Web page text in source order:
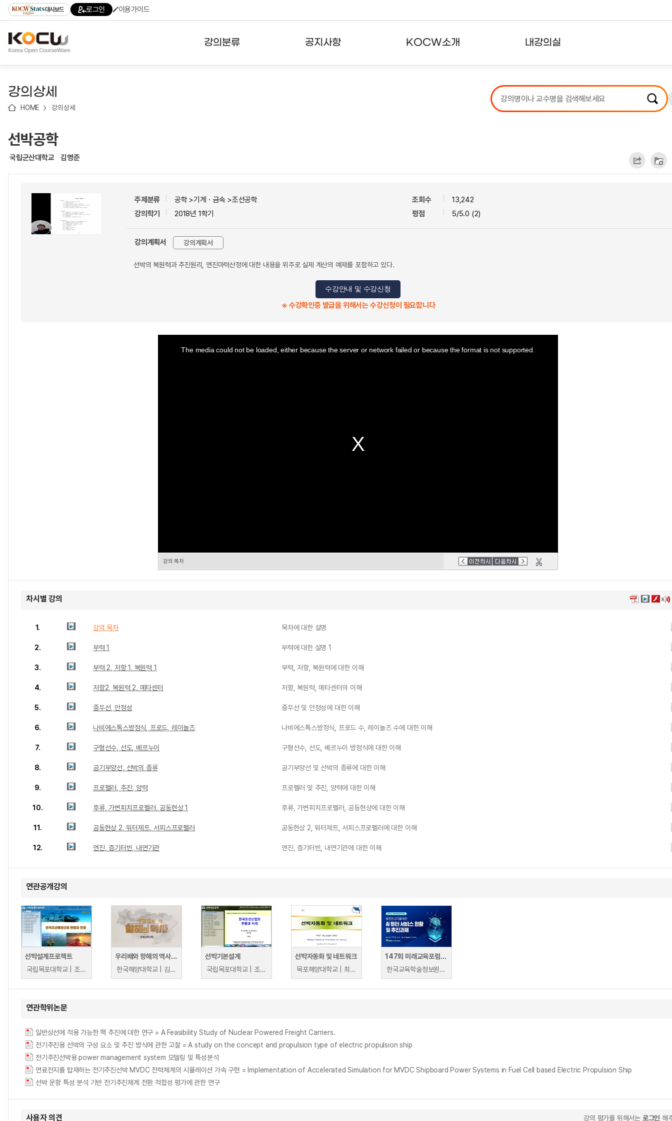
기
기
기
content)
가
대시보드 로그인 이용가이드
강의분류 공지사항 KOCW소개 내강의실
강의리스트
수강확인증강의
강의상세
HOME 강의상세
선박공학
국립군산대학교 김명준
주제분류
공학 >기계ㆍ금속 >조선공학
강의학기
2018년 1학기
조회수
13,242
평점
5/5.0 (2)
강의계획서 강의계획서
선박의 복원력과 추진원리, 엔진마력산정에 대한 내용을 위주로 실제 계산의 예제를 포함하고 있다.
수강안내 및 수강신청
※ 수강확인증 발급을 위해서는 수강신청이 필요합니다
The media could not be loaded, either because the server or network failed or because the format is not supported.
강의 목차
차시별 강의
1. 강의 목차 목차에 대한 설명
2. 부력 1 부력에 대한 설명 1
3. 부력 2, 저항 1, 복원력 1 부력, 저항, 복원력에 대한 이해
4. 저항2, 복원력 2, 메타센터 저항, 복원력, 메타센터의 이해
5. 중두선, 안정성 중두선 및 안정성에 대한 이해
6. 나비에스톡스방정식, 프로드, 레이놀즈 나비에스톡스방정식, 프로드 수, 레이놀즈 수에 대한 이해
7. 구형선수, 선도, 베르누이 구형선수, 선도, 베르누이 방정식에 대한 이해
8. 공기부양선, 선박의 종류 공기부양선 및 선박의 종류에 대한 이해
9. 프로펠러, 추진, 양력 프로펠러 및 추진, 양력에 대한 이해
10. 후류, 가변피치프로펠러, 공동현상 1 후류, 가변피치프로펠러, 공동현상에 대한 이해
11. 공동현상 2, 워터제트, 서피스프로펠러 공동현상 2, 워터제트, 서피스프로펠러에 대한 이해
12. 엔진, 증기터빈, 내연기관 엔진, 증기터빈, 내연기관에 대한 이해
연관공개강의
선박설계프로젝트
국립목포대학교 | 조두연
우리배와 항해의 역사(한국항해선박사)
한국해양대학교 | 김성준
선박기본설계
국립목포대학교 | 조두연
선박자동화 및 네트워크
목포해양대학교 | 최현준
147회 미래교육포럼: 맞춤형 교육을 위한 AI튜터 서비스 현황 및 추진과제
한국교육학술정보원 | 한국교육학술정보원
연관학위논문
일반상선에 적용 가능한 핵 추진에 대한 연구 = A Feasibility Study of Nuclear Powered Freight Carriers.
전기추진용 선박의 구성 요소 및 추진 방식에 관한 고찰 = A study on the concept and propulsion type of electric propulsion ship
전기추진선박용 power management system 모델링 및 특성분석
연료전지를 탑재하는 전기추진선박 MVDC 전력체계의 시뮬레이션 가속 구현 = Implementation of Accelerated Simulation for MVDC Shipboard Power Systems in Fuel Cell based Electric Propulsion Ship
선박 운항 특성 분석 기반 전기추진체계 전환 적합성 평가에 관한 연구
사용자 의견 강의 평가를 위해서는 로그인 해